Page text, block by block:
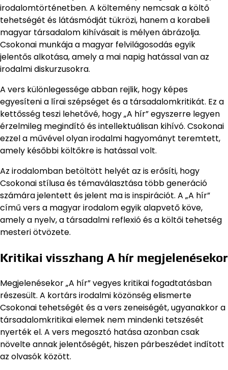
irodalomtörténetben. A költemény nemcsak a költő
tehetségét és látásmódját tükrözi, hanem a korabeli
magyar társadalom kihívásait is mélyen ábrázolja.
Csokonai munkája a magyar felvilágosodás egyik
jelentős alkotása, amely a mai napig hatással van az
irodalmi diskurzusokra.
A vers különlegessége abban rejlik, hogy képes
egyesíteni a lírai szépséget és a társadalomkritikát. Ez a
kettősség teszi lehetővé, hogy „A hír” egyszerre legyen
érzelmileg megindító és intellektuálisan kihívó. Csokonai
ezzel a művével olyan irodalmi hagyományt teremtett,
amely későbbi költőkre is hatással volt.
Az irodalomban betöltött helyét az is erősíti, hogy
Csokonai stílusa és témaválasztása több generáció
számára jelentett és jelent ma is inspirációt. A „A hír”
című vers a magyar irodalom egyik alapvető köve,
amely a nyelv, a társadalmi reflexió és a költői tehetség
mesteri ötvözete.
Kritikai visszhang A hír megjelenésekor
Megjelenésekor „A hír” vegyes kritikai fogadtatásban
részesült. A kortárs irodalmi közönség elismerte
Csokonai tehetségét és a vers zeneiségét, ugyanakkor a
társadalomkritikai elemek nem mindenki tetszését
nyerték el. A vers megosztó hatása azonban csak
növelte annak jelentőségét, hiszen párbeszédet indított
az olvasók között.